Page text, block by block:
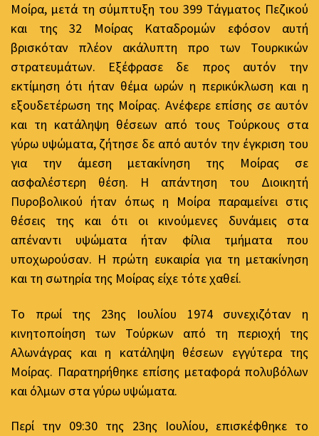
Μοίρα, μετά τη σύμπτυξη του 399 Τάγματος Πεζικού
και της 32 Μοίρας Καταδρομών εφόσον αυτή
βρισκόταν πλέον ακάλυπτη προ των Τουρκικών
στρατευμάτων. Εξέφρασε δε προς αυτόν την
εκτίμηση ότι ήταν θέμα ωρών η περικύκλωση και η
εξουδετέρωση της Μοίρας. Ανέφερε επίσης σε αυτόν
και τη κατάληψη θέσεων από τους Τούρκους στα
γύρω υψώματα, ζήτησε δε από αυτόν την έγκριση του
για την άμεση μετακίνηση της Μοίρας σε
ασφαλέστερη θέση. Η απάντηση του Διοικητή
Πυροβολικού ήταν όπως η Μοίρα παραμείνει στις
θέσεις της και ότι οι κινούμενες δυνάμεις στα
απέναντι υψώματα ήταν φίλια τμήματα που
υποχωρούσαν. Η πρώτη ευκαιρία για τη μετακίνηση
και τη σωτηρία της Μοίρας είχε τότε χαθεί.
Το πρωί της 23ης Ιουλίου 1974 συνεχιζόταν η
κινητοποίηση των Τούρκων από τη περιοχή της
Αλωνάγρας και η κατάληψη θέσεων εγγύτερα της
Μοίρας. Παρατηρήθηκε επίσης μεταφορά πολυβόλων
και όλμων στα γύρω υψώματα.
Περί την 09:30 της 23ης Ιουλίου, επισκέφθηκε το